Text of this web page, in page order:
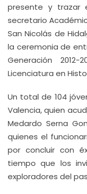
presente y trazar
secretario
San Nicolás de
la ceremonia de
Generación
Licenciatura en
Un total de 104
Valencia, quien
Medardo Serna
quienes el
por concluir con
tiempo que los
exploradores del